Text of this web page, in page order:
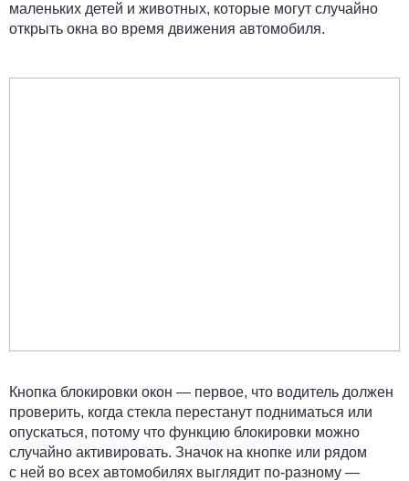
маленьких детей и животных, которые могут случайно
открыть окна во время движения автомобиля.
Кнопка блокировки окон — первое, что водитель должен
проверить, когда стекла перестанут подниматься или
опускаться, потому что функцию блокировки можно
случайно активировать. Значок на кнопке или рядом
с ней во всех автомобилях выглядит по-разному —